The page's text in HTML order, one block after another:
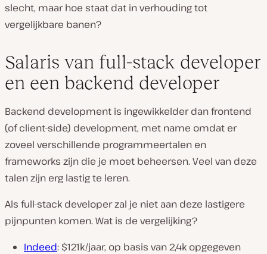
slecht, maar hoe staat dat in verhouding tot
vergelijkbare banen?
Salaris van full-stack developer
en een backend developer
Backend development is ingewikkelder dan frontend
(of client-side) development, met name omdat er
zoveel verschillende programmeertalen en
frameworks zijn die je moet beheersen. Veel van deze
talen zijn erg lastig te leren.
Als full-stack developer zal je niet aan deze lastigere
pijnpunten komen. Wat is de vergelijking?
Indeed: $121k/jaar, op basis van 2,4k opgegeven